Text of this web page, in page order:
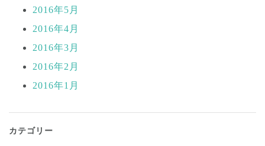
2016年5月
2016年4月
2016年3月
2016年2月
2016年1月
カテゴリー